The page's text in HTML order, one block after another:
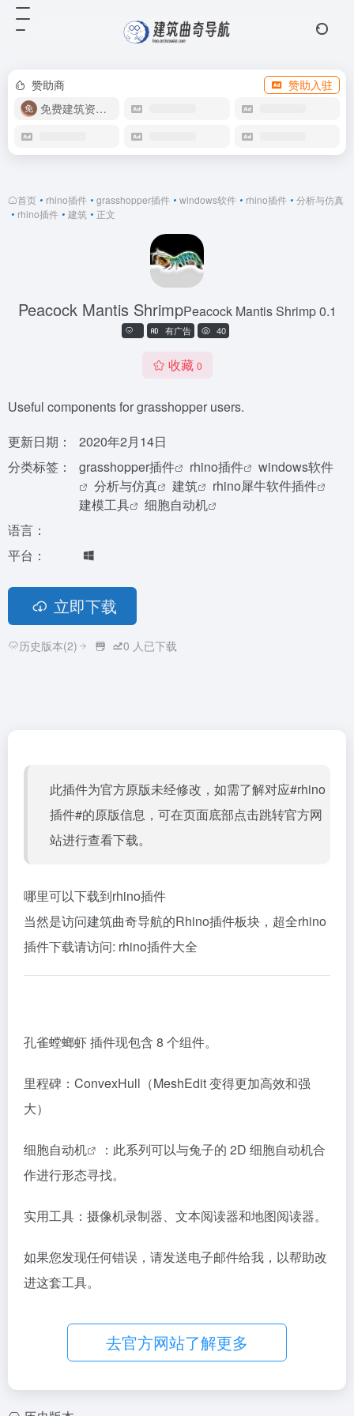
赞助商
赞助入驻
免费建筑资源库
首页 • rhino插件 • grasshopper插件 • windows软件 • rhino插件 • 分析与仿真
• rhino插件 • 建筑 • 正文
Peacock Mantis ShrimpPeacock Mantis Shrimp 0.1
有广告 40
收藏 0
Useful components for grasshopper users.
更新日期：
2020年2月14日
分类标签：
grasshopper插件 rhino插件
windows软件
分析与仿真
建筑
rhino犀牛软件插件
建模工具
细胞自动机
语言：
平台：
立即下载
历史版本(2) 0 人已下载
此插件为官方原版未经修改，如需了解对应#rhino
插件#的原版信息，可在页面底部点击跳转官方网
站进行查看下载。
哪里可以下载到rhino插件
当然是访问建筑曲奇导航的Rhino插件板块，超全rhino
插件下载请访问: rhino插件大全
孔雀螳螂虾 插件现包含 8 个组件。
里程碑：ConvexHull（MeshEdit 变得更加高效和强
大）
细胞自动机
：此系列可以与兔子的 2D 细胞自动机合
作进行形态寻找。
实用工具：摄像机录制器、文本阅读器和地图阅读器。
如果您发现任何错误，请发送电子邮件给我，以帮助改
进这套工具。
去官方网站了解更多